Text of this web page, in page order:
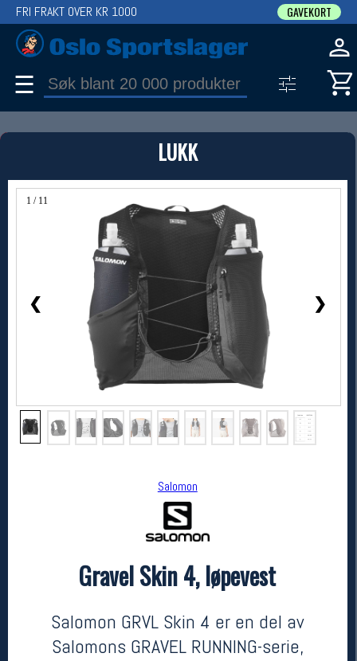
LUKK
1 / 11
❮ ❯
Salomon
Gravel Skin 4, løpevest
Salomon GRVL Skin 4 er en del av
Salomons GRAVEL RUNNING-serie,
FRI FRAKT OVER KR 1000 GAVEKORT
☰
PRODUKT
Produkter (1)
Bruk filter til å spisse søket
Salomon
Gravel Skin 4, løpevest
kr 1300